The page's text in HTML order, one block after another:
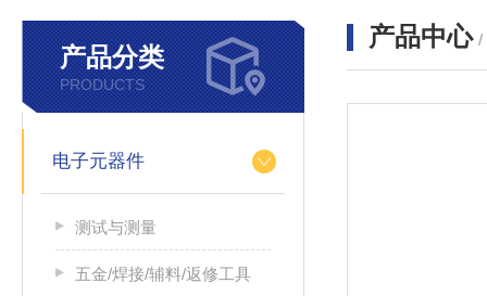
产品分类
PRODUCTS
电子元器件
测试与测量
五金/焊接/辅料/返修工具
产品中心 /